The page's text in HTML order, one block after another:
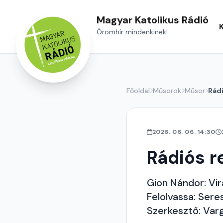
Magyar Katolikus Rádió
Örömhír mindenkinek!
Főoldal Műsorok Műsor
2026. 06. 06. 14:30
Rádiós
Gion Nándor:
Felolvassa:
Szerkesztő: